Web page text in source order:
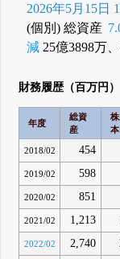
2026年5月15日
(個別) 総資産
減 25億3898万
財務履歴（百万円）
年度
総資
産
本
2018/02 454
2019/02 598
2020/02 851
2021/02 1,213
2022/02 2,740